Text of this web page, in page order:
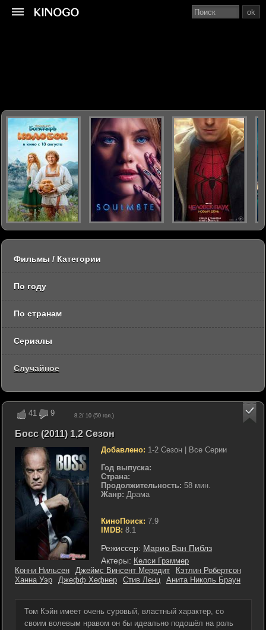
41 9 8.2/ 10 (50 гол.)
Босс (2011) 1,2 Сезон
Добавлено: 1-2 Сезон | Все Серии
Год выпуска:
Страна:
Продолжительность: 58 мин.
Жанр: Драма
КиноПоиск: 7.9
IMDB: 8.1
Режиссер: Марио Ван Пиблз
Актеры: Келси Грэммер
Конни Нильсен
Джеймс Винсент Мередит
Кэтлин Робертсон
Ханна Уэр
Джефф Хефнер Стив Ленц Анита Николь Браун
Том Кэйн имеет очень суровый, властный характер, со
своим волевым нравом он бы идеально подошёл на роль
ok
Фильмы / Категории
По году
По странам
Сериалы
Случайное